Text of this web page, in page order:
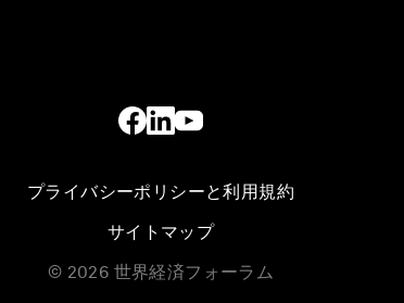
プライバシーポリシーと利用規約
サイトマップ
© 2026 世界経済フォーラム